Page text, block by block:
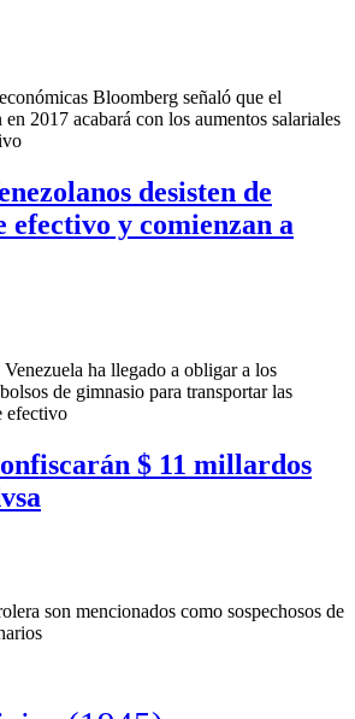
Bloomberg señaló que el
2017 acabará con los aumentos salariales
desisten de
efectivo y comienzan a
ha llegado a obligar a los
de gimnasio para transportar las
efectivo
$ 11 millardos
son mencionados como sospechosos de